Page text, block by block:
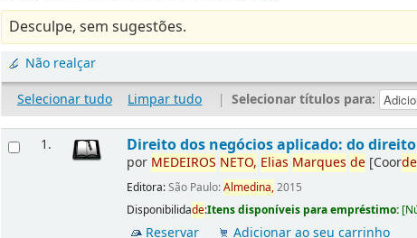
Desculpe, sem sugestões.
Não realçar
Selecionar tudo
Limpar tudo | Selecionar títulos para:
1. Direito dos negócios aplicado: do
por MEDEIROS NETO, Elias Marques de [Coorde
Editora:São Paulo:Almedina,2015
Disponibilidade:Itens disponíveis para empréstimo: [
Reservar Adicionar ao seu carrinho